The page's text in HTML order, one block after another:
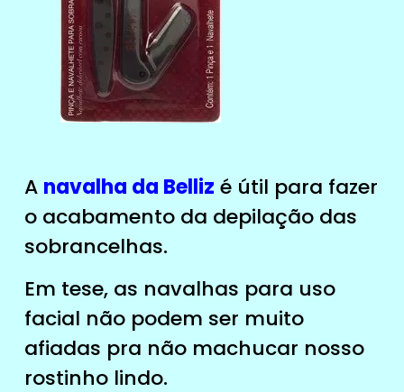
A navalha da Belliz é útil para fazer
o acabamento da depilação das
sobrancelhas.
Em tese, as navalhas para uso
facial não podem ser muito
afiadas pra não machucar nosso
rostinho lindo.